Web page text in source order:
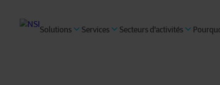
Solutions Services Secteurs d'activités